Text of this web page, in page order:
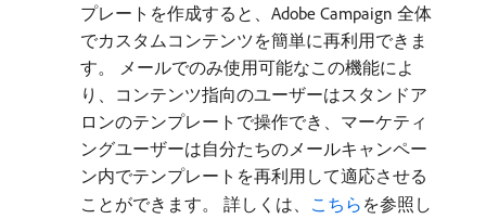
プレートを作成すると、Adobe Campaign 全体
でカスタムコンテンツを簡単に再利用できま
す。 メールでのみ使用可能なこの機能によ
り、コンテンツ指向のユーザーはスタンドア
ロンのテンプレートで操作でき、マーケティ
ングユーザーは自分たちのメールキャンペー
ン内でテンプレートを再利用して適応させる
ことができます。 詳しくは、 こちら を参照し